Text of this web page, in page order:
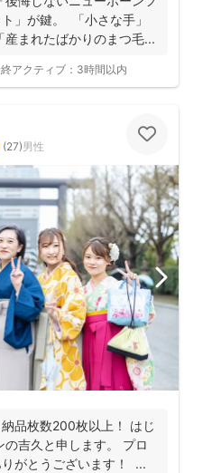
」が鍵。 「小さな手」
産まれたばかりのまつ毛...
アクティブ： 3時間以内
(27)男性
品枚数200枚以上！ はじ
吉久と申します。 プロ
がとうございます！ ...